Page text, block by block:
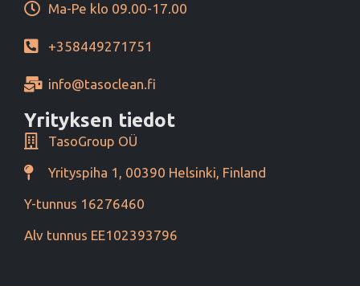
Ma-Pe klo 09.00-17.00
+358449271751
info@tasoclean.fi
Yrityksen tiedot
TasoGroup OÜ
Yrityspiha 1, 00390 Helsinki, Finland
Y-tunnus 16276460
Alv tunnus EE102393796